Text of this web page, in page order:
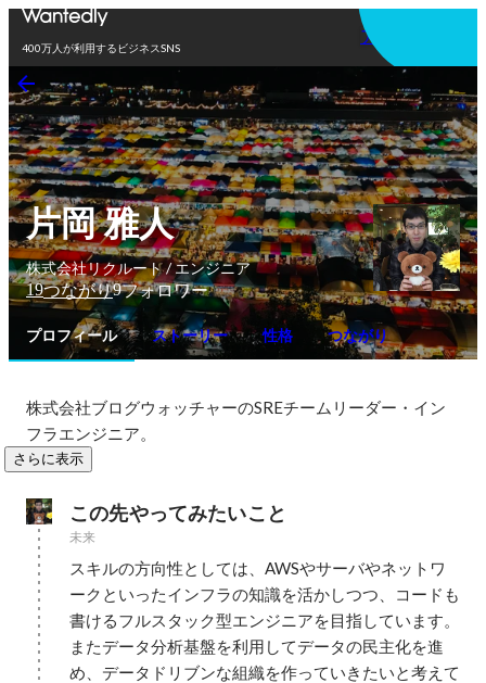
400万人が利用するビジネスSNS
アプリを使う
片岡 雅人
株式会社リクルート / エンジニア
19つながり9フォロワー
プロフィール ストーリー 性格 つながり
株式会社ブログウォッチャーのSREチームリーダー・イン
フラエンジニア。
さらに表示
この先やってみたいこと
未来
スキルの方向性としては、AWSやサーバやネットワ
ークといったインフラの知識を活かしつつ、コードも
書けるフルスタック型エンジニアを目指しています。
またデータ分析基盤を利用してデータの民主化を進
め、データドリブンな組織を作っていきたいと考えて